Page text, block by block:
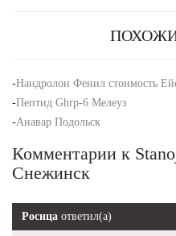
-Нандролон Фенил стоимость
-Пептид Ghrp-6 Мелеуз
-Анавар Подольск
Комментарии к
Снежинск
Росица ответил(а)